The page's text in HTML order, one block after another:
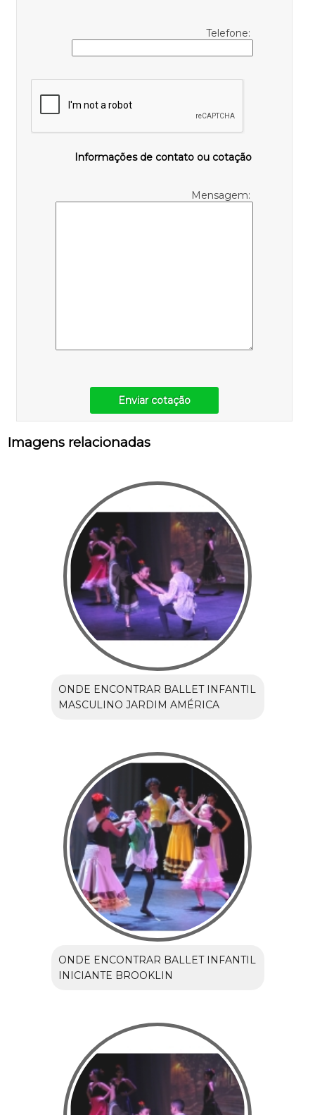
Telefone:
Informações de contato ou cotação
Mensagem:
Enviar cotação
Imagens relacionadas
ONDE ENCONTRAR BALLET INFANTIL
MASCULINO JARDIM AMÉRICA
ONDE ENCONTRAR BALLET INFANTIL
INICIANTE BROOKLIN